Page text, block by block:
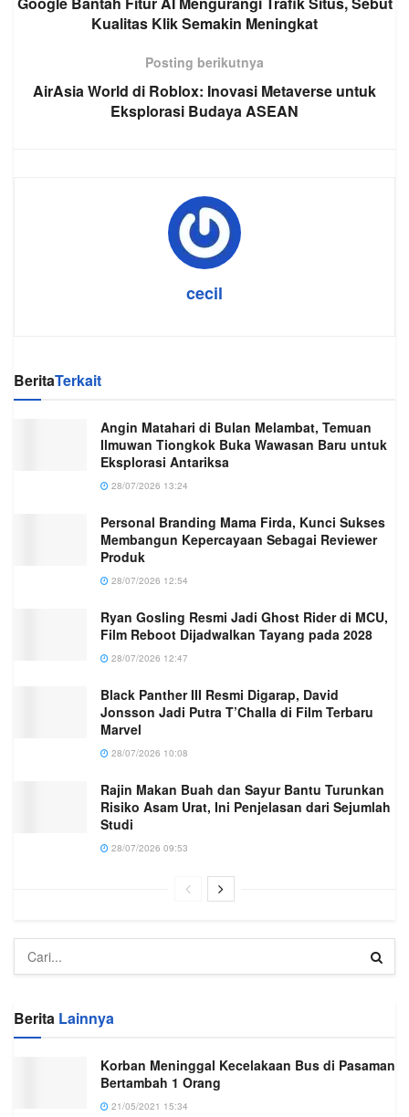
Kualitas Klik Semakin Meningkat
Posting berikutnya
AirAsia World di Roblox: Inovasi Metaverse untuk
Eksplorasi Budaya ASEAN
cecil
BeritaTerkait
Angin Matahari di Bulan Melambat, Temuan
Ilmuwan Tiongkok Buka Wawasan Baru untuk
Eksplorasi Antariksa
28/07/2026 13:24
Personal Branding Mama Firda, Kunci Sukses
Membangun Kepercayaan Sebagai Reviewer
Produk
28/07/2026 12:54
Ryan Gosling Resmi Jadi Ghost Rider di MCU,
Film Reboot Dijadwalkan Tayang pada 2028
28/07/2026 12:47
Black Panther III Resmi Digarap, David
Jonsson Jadi Putra T’Challa di Film Terbaru
Marvel
28/07/2026 10:08
Rajin Makan Buah dan Sayur Bantu Turunkan
Risiko Asam Urat, Ini Penjelasan dari Sejumlah
Studi
28/07/2026 09:53
Berita Lainnya
Korban Meninggal Kecelakaan Bus di Pasaman
Bertambah 1 Orang
21/05/2021 15:34